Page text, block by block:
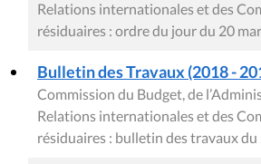
Relations internationales et des
résiduaires : ordre du jour du 20
Bulletin des Travaux (2018 -
Commission du Budget, de
Relations internationales et des
résiduaires : bulletin des travaux